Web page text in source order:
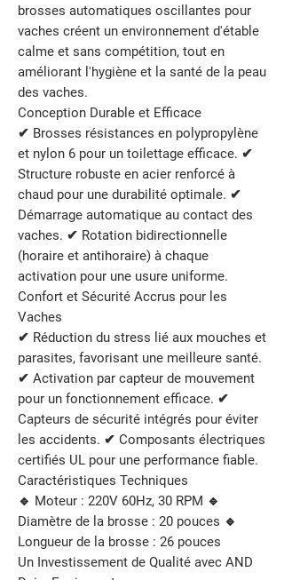
brosses automatiques oscillantes pour
vaches créent un environnement d'étable
calme et sans compétition, tout en
améliorant l'hygiène et la santé de la peau
des vaches.
Conception Durable et Efficace
✔ Brosses résistances en polypropylène
et nylon 6 pour un toilettage efficace. ✔
Structure robuste en acier renforcé à
chaud pour une durabilité optimale. ✔
Démarrage automatique au contact des
vaches. ✔ Rotation bidirectionnelle
(horaire et antihoraire) à chaque
activation pour une usure uniforme.
Confort et Sécurité Accrus pour les
Vaches
✔ Réduction du stress lié aux mouches et
parasites, favorisant une meilleure santé.
✔ Activation par capteur de mouvement
pour un fonctionnement efficace. ✔
Capteurs de sécurité intégrés pour éviter
les accidents. ✔ Composants électriques
certifiés UL pour une performance fiable.
Caractéristiques Techniques
🔹 Moteur : 220V 60Hz, 30 RPM 🔹
Diamètre de la brosse : 20 pouces 🔹
Longueur de la brosse : 26 pouces
Un Investissement de Qualité avec AND